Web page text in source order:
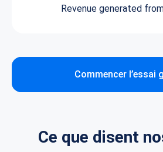
Revenue generated
Commencer l’essai
Ce que disent